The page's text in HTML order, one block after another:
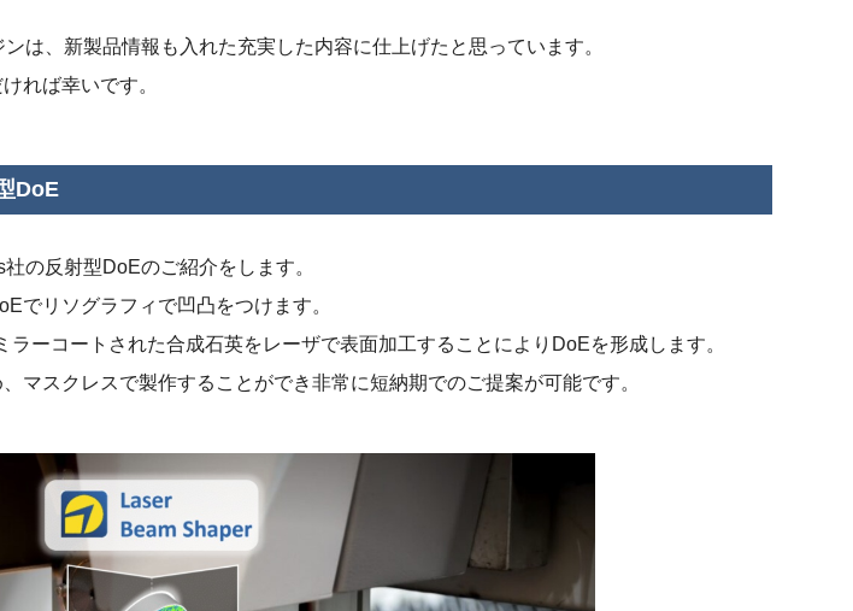
は、新製品情報も入れた充実した内容に仕上げたと思っています。
れば幸いです。
DoE
の反射型DoEのご紹介をします。
でリソグラフィで凹凸をつけます。
ラーコートされた合成石英をレーザで表面加工することによりDoEを形成します。
マスクレスで製作することができ非常に短納期でのご提案が可能です。